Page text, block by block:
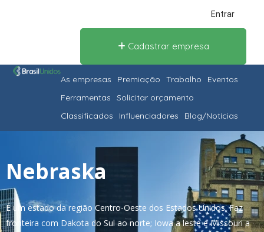
Entrar
Cadastrar empresa
As empresas Premiação Trabalho
Eventos
Ferramentas
Solicitar orçamento
Classificados
Influenciadores Blog/Notícias
Nebraska
É um estado da região Centro-Oeste dos Estados Unidos. Faz
fronteira com Dakota do Sul ao norte; Iowa a leste e Missouri a